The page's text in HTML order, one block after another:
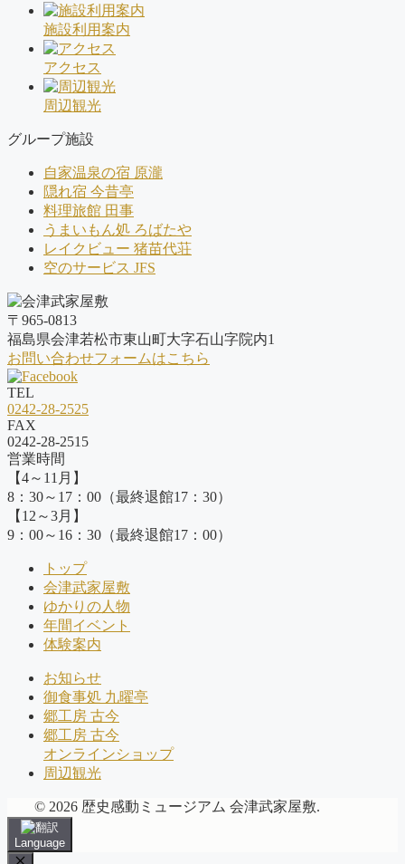
施設利用案内
アクセス
周辺観光
グループ施設
自家温泉の宿 原瀧
隠れ宿 今昔亭
料理旅館 田事
うまいもん処 ろばたや
レイクビュー 猪苗代荘
空のサービス JFS
〒965-0813
福島県会津若松市東山町大字石山字院内1
お問い合わせフォームはこちら
TEL
0242-28-2525
FAX
0242-28-2515
営業時間
【4～11月】
8：30～17：00（最終退館17：30）
【12～3月】
9：00～16：30（最終退館17：00）
トップ
会津武家屋敷
ゆかりの人物
年間イベント
体験案内
お知らせ
御食事処 九曜亭
郷工房 古今
郷工房 古今
オンラインショップ
周辺観光
© 2026 歴史感動ミュージアム 会津武家屋敷.
Language